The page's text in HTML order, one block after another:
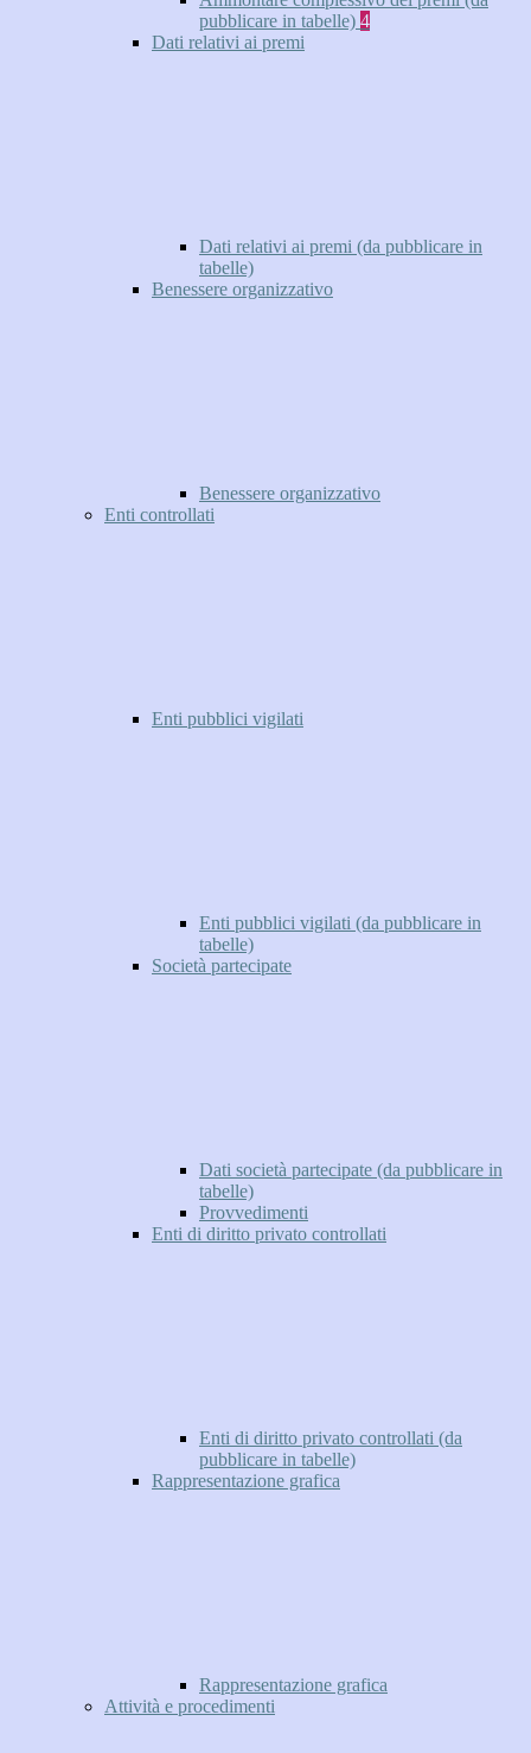
pubblicare in tabelle) 4
Dati relativi ai premi
Dati relativi ai premi (da pubblicare in
tabelle)
Benessere organizzativo
Benessere organizzativo
Enti controllati
Enti pubblici vigilati
Enti pubblici vigilati (da pubblicare in
tabelle)
Società partecipate
Dati società partecipate (da pubblicare in
tabelle)
Provvedimenti
Enti di diritto privato controllati
Enti di diritto privato controllati (da
pubblicare in tabelle)
Rappresentazione grafica
Rappresentazione grafica
Attività e procedimenti